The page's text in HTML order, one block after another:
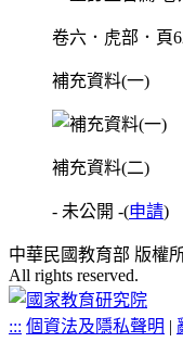
卷六．虎部．頁
補充資料(一)
補充資料(二)
- 未公開 -(申請)
中華民國教育部 版權
All rights reserved.
::: 個資法及隱私聲明 |